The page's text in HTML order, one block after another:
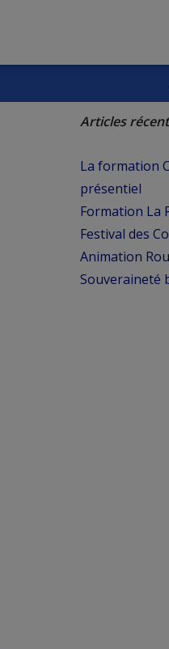
Articles
La formation
présentiel
Formation La
Festival des
Animation
Souveraineté